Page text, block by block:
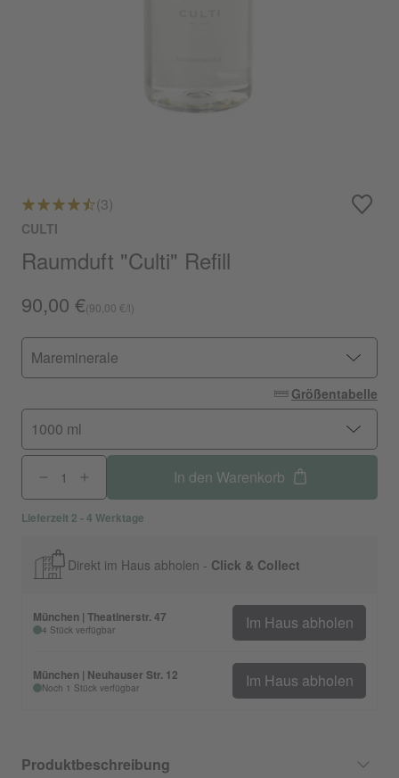
(3)
CULTI
Raumduft "Culti" Refill
90,00 €(90,00 €/l)
Mareminerale
Größentabelle
1000 ml
In den Warenkorb
Lieferzeit 2 - 4 Werktage
Direkt im Haus abholen - Click & Collect
München | Theatinerstr. 47
4 Stück verfügbar Im Haus abholen
München | Neuhauser Str. 12
Noch 1 Stück verfügbar Im Haus abholen
Produktbeschreibung